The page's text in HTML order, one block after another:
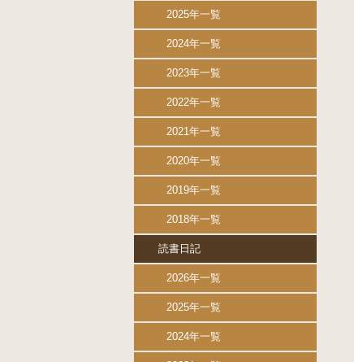
2025年一覧
2024年一覧
2023年一覧
2022年一覧
2021年一覧
2020年一覧
2019年一覧
2018年一覧
読書日記
2026年一覧
2025年一覧
2024年一覧